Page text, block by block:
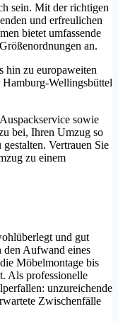
sein. Mit der richtigen
und erfreulichen
bietet umfassende
an.
hin zu europaweiten
Wellingsbüttel
sowie
bei, Ihren Umzug so
Vertrauen Sie
zu einem
und gut
den Aufwand eines
Möbelmontage bis
Als professionelle
unzureichende
Zwischenfälle